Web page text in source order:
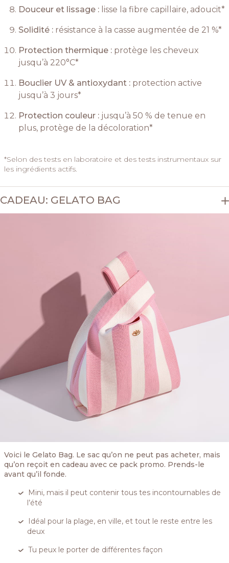
Douceur et lissage : lisse la fibre capillaire, adoucit*
Solidité : résistance à la casse augmentée de 21 %*
Protection thermique : protège les cheveux
jusqu’à 220°C*
Bouclier UV & antioxydant : protection active
jusqu’à 3 jours*
Protection couleur : jusqu’à 50 % de tenue en
plus, protège de la décoloration*
*Selon des tests en laboratoire et des tests instrumentaux sur
les ingrédients actifs.
CADEAU: GELATO BAG
Voici le Gelato Bag. Le sac qu’on ne peut pas acheter, mais
qu’on reçoit en cadeau avec ce pack promo. Prends-le
avant qu’il fonde.
Mini, mais il peut contenir tous tes incontournables de
l’été
Idéal pour la plage, en ville, et tout le reste entre les
deux
Tu peux le porter de différentes façon